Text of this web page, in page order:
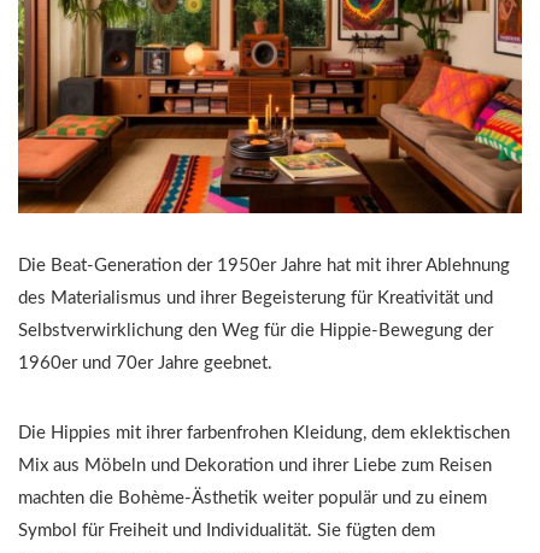
Die Beat-Generation der 1950er Jahre hat mit ihrer Ablehnung
des Materialismus und ihrer Begeisterung für Kreativität und
Selbstverwirklichung den Weg für die Hippie-Bewegung der
1960er und 70er Jahre geebnet.
Die Hippies mit ihrer farbenfrohen Kleidung, dem eklektischen
Mix aus Möbeln und Dekoration und ihrer Liebe zum Reisen
machten die Bohème-Ästhetik weiter populär und zu einem
Symbol für Freiheit und Individualität. Sie fügten dem